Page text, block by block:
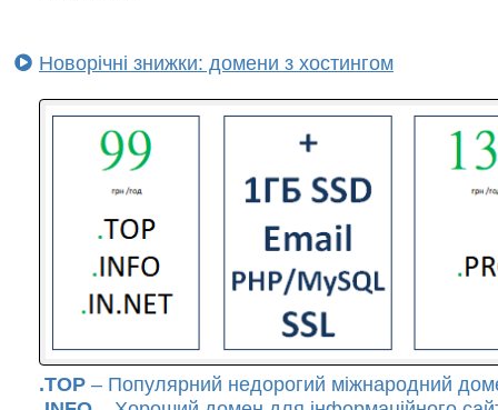
Новорічні знижки: домени з хостингом
.TOP – Популярний недорогий міжнародний